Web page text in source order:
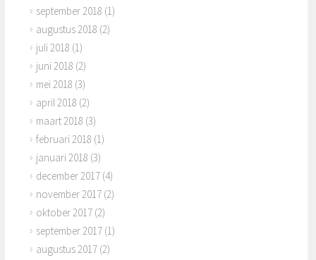
september 2018 (1)
augustus 2018 (2)
juli 2018 (1)
juni 2018 (2)
mei 2018 (3)
april 2018 (2)
maart 2018 (3)
februari 2018 (1)
januari 2018 (3)
december 2017 (4)
november 2017 (2)
oktober 2017 (2)
september 2017 (1)
augustus 2017 (2)